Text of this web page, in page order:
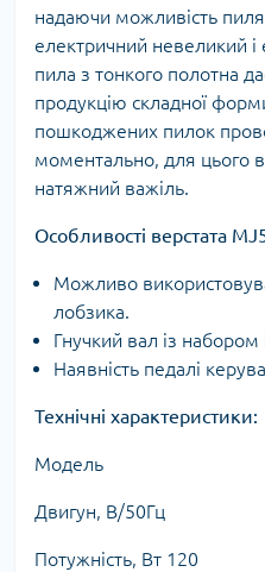
надаючи можливість
електричний невеликий і
пила з тонкого полотна
продукцію складної
пошкоджених пилок
моментально, для цього
натяжний важіль.
Особливості верстата
Можливо
лобзика.
Гнучкий вал із набором
Наявність педалі
Технічні характеристики:
Модель
Двигун, В/
Потужність, Вт 120